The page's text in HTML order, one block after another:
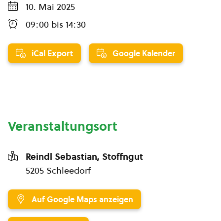
10. Mai 2025
09:00 bis 14:30
iCal Export Google Kalender
Veranstaltungsort
Reindl Sebastian, Stoffngut
5205 Schleedorf
Auf Google Maps anzeigen